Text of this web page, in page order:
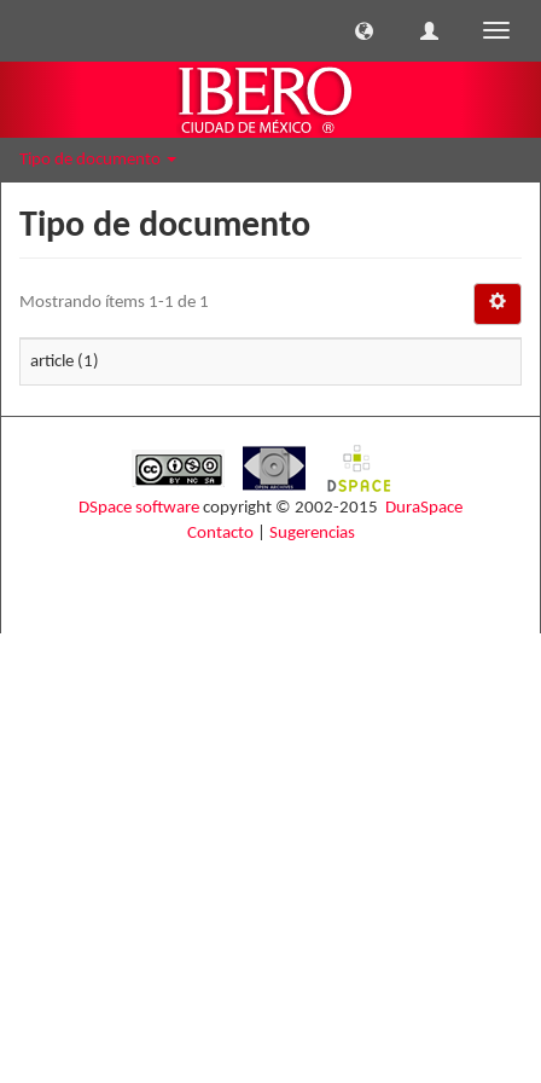
Tipo de documento
Tipo de documento
Mostrando ítems 1-1 de 1
article (1)
DSpace software copyright © 2002-2015 DuraSpace
Contacto| Sugerencias